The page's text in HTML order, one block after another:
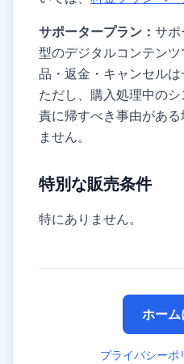
サポータープラン： サポ
型のデジタルコンテン
品・返金・キャンセルは
ただし、購入処理中の
責に帰すべき事由があ
ません。
特別な販売条件
特にありません。
ホーム
プライバシーポ